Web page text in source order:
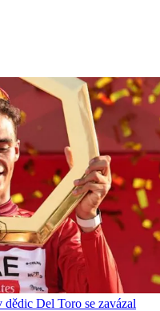
Del Toro se zavázal